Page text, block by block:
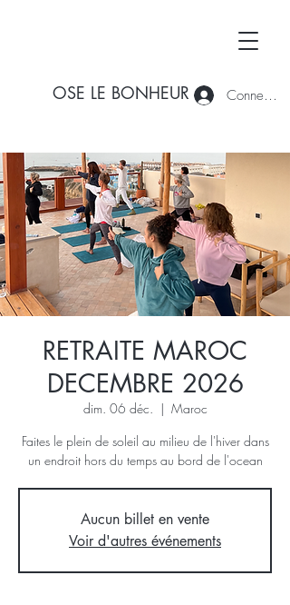
OSE LE BONHEUR Connexion
RETRAITE MAROC
DECEMBRE 2026
dim. 06 déc.
  |
Maroc
Faites le plein de soleil au milieu de l'hiver dans
un endroit hors du temps au bord de l'ocean
Aucun billet en vente
Voir d'autres événements